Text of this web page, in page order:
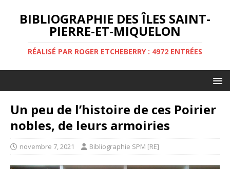
BIBLIOGRAPHIE DES ÎLES SAINT-
PIERRE-ET-MIQUELON
RÉALISÉ PAR ROGER ETCHEBERRY : 4972 ENTRÉES
Un peu de l’histoire de ces Poirier
nobles, de leurs armoiries
novembre 7, 2021 Bibliographie SPM [RE]